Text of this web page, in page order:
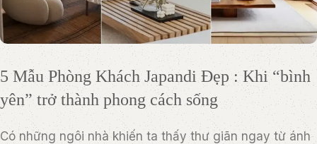
5 Mẫu Phòng Khách Japandi Đẹp : Khi “bình
yên” trở thành phong cách sống
Có những ngôi nhà khiến ta thấy thư giãn ngay từ ánh